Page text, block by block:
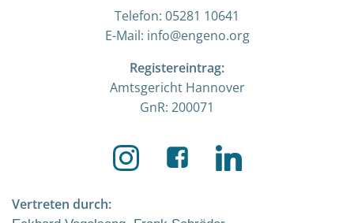
Telefon: 05281 10641
E-Mail: info@engeno.org
Registereintrag:
Amtsgericht Hannover
GnR: 200071
Vertreten durch: